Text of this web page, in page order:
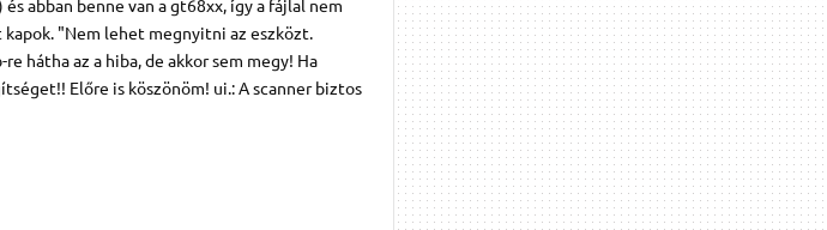
abban benne van a gt68xx, így a fájlal nem
"Nem lehet megnyitni az eszközt.
hátha az a hiba, de akkor sem megy! Ha
Előre is köszönöm! ui.: A scanner biztos